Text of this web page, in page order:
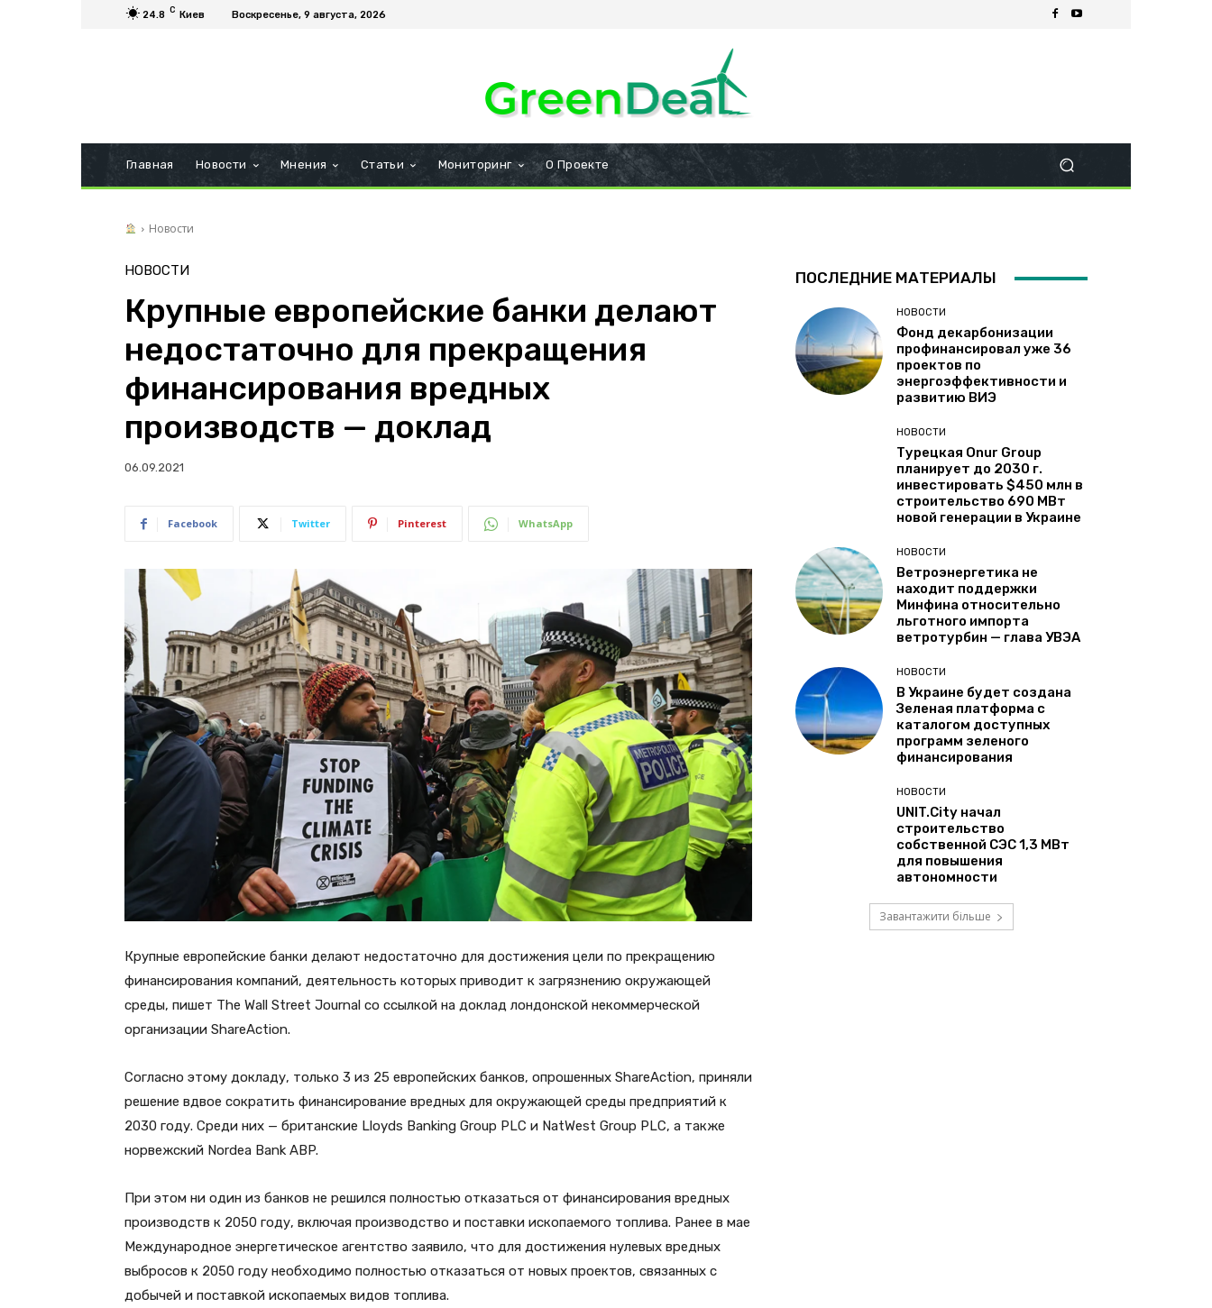
24.8 C Киев Воскресенье, 9 августа, 2026
Главная Новости Мнения Статьи Мониторинг О Проекте
Новости
НОВОСТИ
Крупные европейские банки делают
недостаточно для прекращения
финансирования вредных
производств — доклад
06.09.2021
Facebook Twitter Pinterest WhatsApp
Крупные европейские банки делают недостаточно для достижения цели по прекращению
финансирования компаний, деятельность которых приводит к загрязнению окружающей
среды, пишет The Wall Street Journal со ссылкой на доклад лондонской некоммерческой
организации ShareAction.
Согласно этому докладу, только 3 из 25 европейских банков, опрошенных ShareAction, приняли
решение вдвое сократить финансирование вредных для окружающей среды предприятий к
2030 году. Среди них — британские Lloyds Banking Group PLC и NatWest Group PLC, а также
норвежский Nordea Bank ABP.
При этом ни один из банков не решился полностью отказаться от финансирования вредных
производств к 2050 году, включая производство и поставки ископаемого топлива. Ранее в мае
Международное энергетическое агентство заявило, что для достижения нулевых вредных
выбросов к 2050 году необходимо полностью отказаться от новых проектов, связанных с
добычей и поставкой ископаемых видов топлива.
ПОСЛЕДНИЕ МАТЕРИАЛЫ
НОВОСТИ
Фонд декарбонизации
профинансировал уже 36
проектов по
энергоэффективности и
развитию ВИЭ
НОВОСТИ
Турецкая Onur Group
планирует до 2030 г.
инвестировать $450 млн в
строительство 690 МВт
новой генерации в Украине
НОВОСТИ
Ветроэнергетика не
находит поддержки
Минфина относительно
льготного импорта
ветротурбин — глава УВЭА
НОВОСТИ
В Украине будет создана
Зеленая платформа с
каталогом доступных
программ зеленого
финансирования
НОВОСТИ
UNIT.City начал
строительство
собственной СЭС 1,3 МВт
для повышения
автономности
Завантажити більше